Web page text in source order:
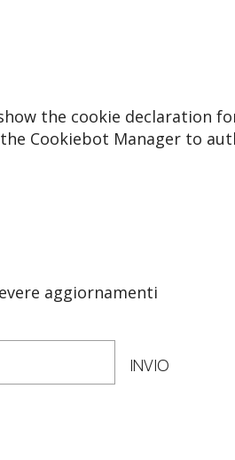
show the cookie declaration
Cookiebot Manager to
aggiornamenti
INVIO